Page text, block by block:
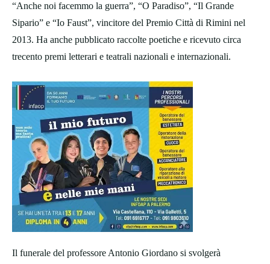
“Anche noi facemmo la guerra”, “O Paradiso”, “Il Grande
Sipario” e “Io Faust”, vincitore del Premio Città di Rimini nel
2013. Ha anche pubblicato raccolte poetiche e ricevuto circa
trecento premi letterari e teatrali nazionali e internazionali.
Il funerale del professore Antonio Giordano si svolgerà